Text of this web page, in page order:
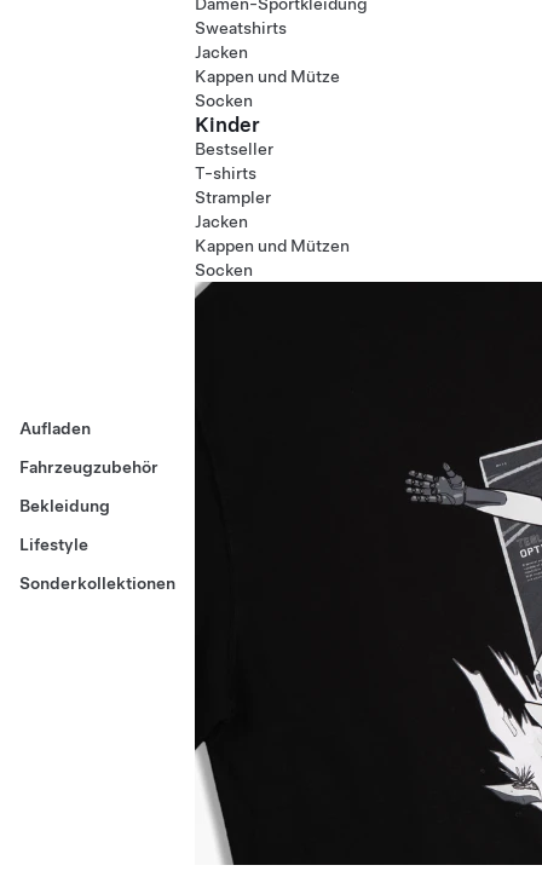
Aufladen
Fahrzeugzubehör
Bekleidung
Lifestyle
Sonderkollektionen
Sweatshirts
Jacken
Kappen und Mütze
Socken
Kinder
Bestseller
T-shirts
Strampler
Jacken
Kappen und Mützen
Socken